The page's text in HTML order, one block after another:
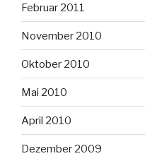
Februar 2011
November 2010
Oktober 2010
Mai 2010
April 2010
Dezember 2009